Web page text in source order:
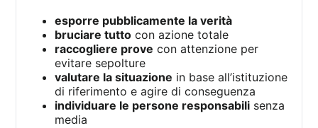
esporre pubblicamente la verità
bruciare tutto con azione totale
raccogliere prove con attenzione per
evitare sepolture
valutare la situazione in base all’istituzione
di riferimento e agire di conseguenza
individuare le persone responsabili senza
media